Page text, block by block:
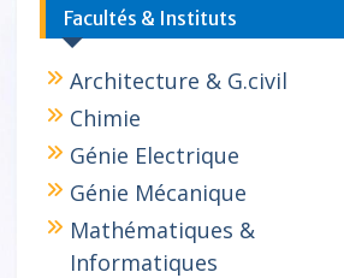
Facultés & Instituts
Architecture & G.civil
Chimie
Génie Electrique
Génie Mécanique
Mathématiques &
Informatiques